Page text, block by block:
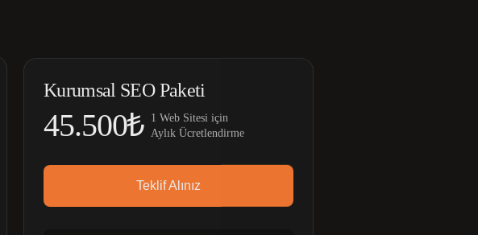
Kurumsal SEO Paketi
45.500₺ 1 Web Sitesi için
Aylık Ücretlendirme
Teklif Alınız